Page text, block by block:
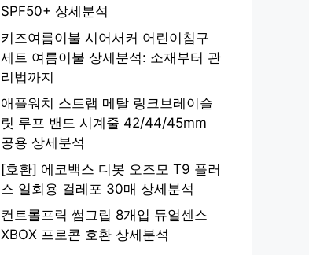
SPF50+ 상세분석
키즈여름이불 시어서커 어린이침구
세트 여름이불 상세분석: 소재부터 관
리법까지
애플워치 스트랩 메탈 링크브레이슬
릿 루프 밴드 시계줄 42/44/45mm
공용 상세분석
[호환] 에코백스 디봇 오즈모 T9 플러
스 일회용 걸레포 30매 상세분석
컨트롤프릭 썸그립 8개입 듀얼센스
XBOX 프로콘 호환 상세분석